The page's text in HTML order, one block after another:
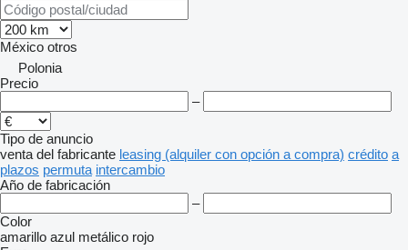
México otros
Polonia
Precio
–
Tipo de anuncio
venta del fabricante leasing (alquiler con opción a compra) crédito a
plazos permuta intercambio
Año de fabricación
–
Color
amarillo azul metálico rojo